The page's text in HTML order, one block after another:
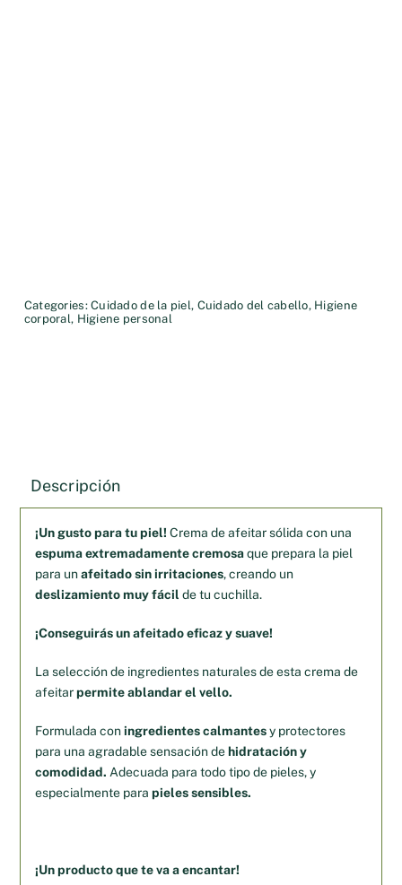
Categories:Cuidado de la piel, Cuidado del cabello, Higiene
corporal, Higiene personal
Descripción
¡Un gusto para tu piel! Crema de afeitar sólida con una
espuma extremadamente cremosaque prepara la piel
para unafeitado sin irritaciones, creando un
deslizamiento muy fácil de tu cuchilla.
¡Conseguirás un afeitado eficaz y suave!
La selección de ingredientes naturales de esta crema de
afeitarpermite ablandar el vello.
Formulada coningredientes calmantesy protectores
para una agradable sensación de hidratación y
comodidad. Adecuada para todo tipo de pieles, y
especialmente parapieles sensibles.
¡Un producto que te va a encantar!